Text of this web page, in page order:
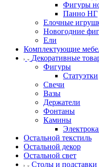
Фигуры
Панно НГ
Елочные
Новогодние
Ели
Комплектующие
Декоративные
Фигуры
Статуэтки
Свечи
Вазы
Держатели
Фонтаны
Камины
Остальной текстиль
Остальной декор
Остальной свет
Столы и подставки